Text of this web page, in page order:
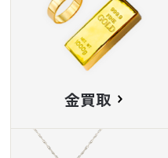
金買取